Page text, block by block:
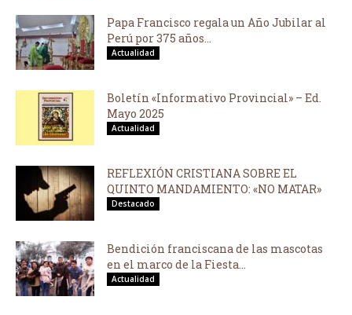
Papa Francisco regala un Año Jubilar al
Perú por 375 años...
Actualidad
Boletín «Informativo Provincial» – Ed.
Mayo 2025
Actualidad
REFLEXIÓN CRISTIANA SOBRE EL
QUINTO MANDAMIENTO: «NO MATAR»
Destacado
Bendición franciscana de las mascotas
en el marco de la Fiesta...
Actualidad